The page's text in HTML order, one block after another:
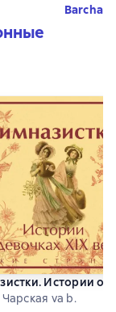
Barcha
Истории о
va b.